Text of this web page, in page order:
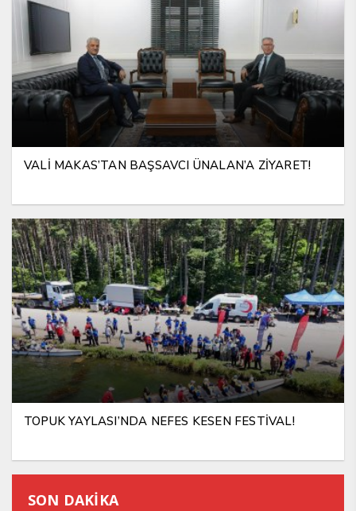
VALİ MAKAS’TAN BAŞSAVCI ÜNALAN’A ZİYARET!
TOPUK YAYLASI’NDA NEFES KESEN FESTİVAL!
SON DAKİKA